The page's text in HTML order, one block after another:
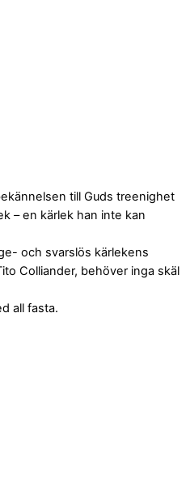
till Guds treenighet
– en kärlek han inte kan
och svarslös kärlekens
Colliander, behöver inga skäl
all fasta.